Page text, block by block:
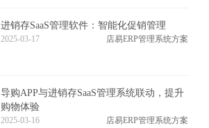
进销存SaaS管理软件：智能化促销管理
2025-03-17 店易ERP管理系统方案
导购APP与进销存SaaS管理系统联动，提升
购物体验
2025-03-16 店易ERP管理系统方案